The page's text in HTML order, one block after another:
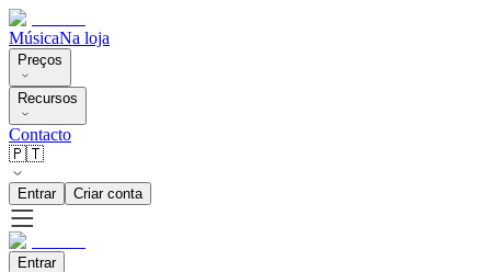
MúsicaNa loja
Preços
Recursos
Contacto
🇵🇹
Entrar Criar conta
Entrar